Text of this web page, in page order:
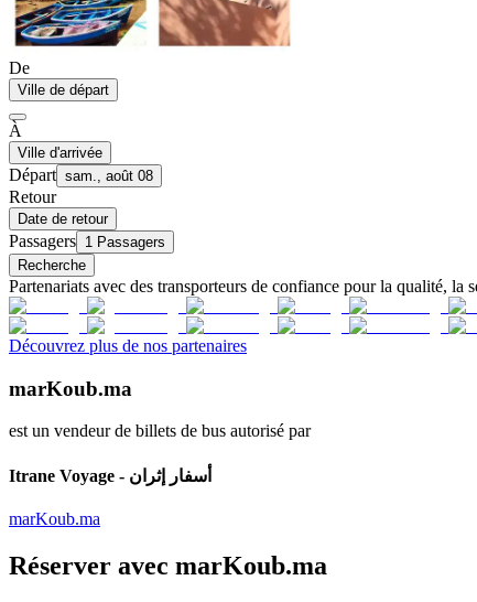
De
Ville de départ
À
Ville d'arrivée
Départ sam., août 08
Retour
Date de retour
Passagers 1 Passagers
Recherche
Partenariats avec des transporteurs de confiance pour la qualité, la
Découvrez plus de nos partenaires
marKoub.ma
est un vendeur de billets de bus autorisé par
Itrane Voyage - أسفار إثران
marKoub.ma
Réserver avec marKoub.ma